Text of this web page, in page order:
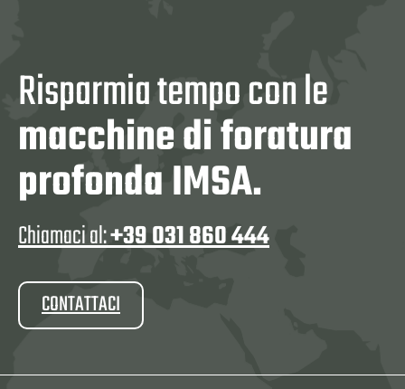
Risparmia tempo con le
macchine di foratura
profonda IMSA.
Chiamaci al:+39 031 860 444
CONTATTACI